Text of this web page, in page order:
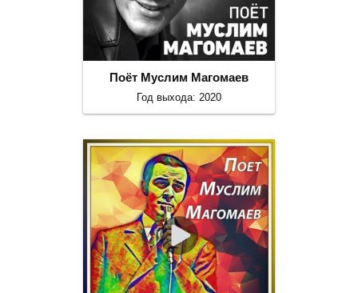
Поёт Муслим Магомаев
Год выхода: 2020